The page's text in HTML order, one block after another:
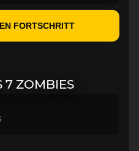
FORTSCHRITT
7 ZOMBIES